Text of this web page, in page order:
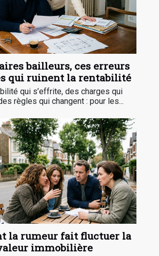
bailleurs, ces erreurs
qui ruinent la rentabilité
qui s’effrite, des charges qui
règles qui changent : pour les...
la rumeur fait fluctuer la
immobilière